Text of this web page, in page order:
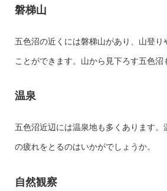
磐梯山
五色沼の近くには磐梯山があり、山登り
ことができます。山から見下ろす五色沼
温泉
五色沼近辺には温泉地も多くあります。
の疲れをとるのはいかがでしょうか。
自然観察